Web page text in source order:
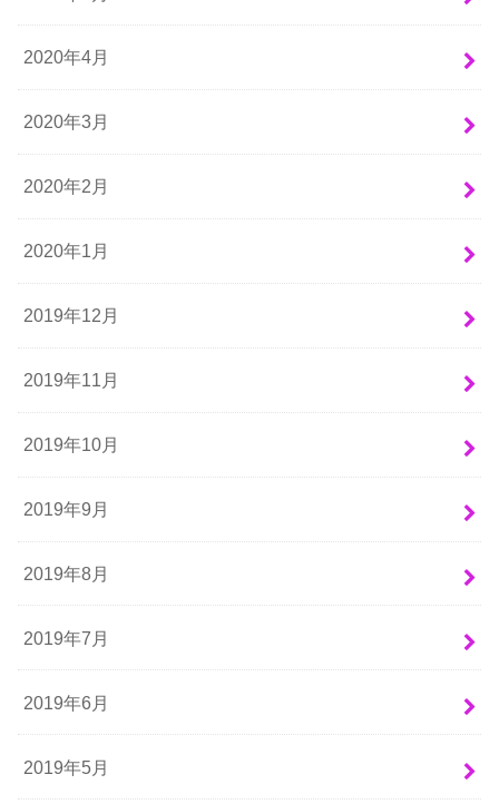
2020年4月
2020年3月
2020年2月
2020年1月
2019年12月
2019年11月
2019年10月
2019年9月
2019年8月
2019年7月
2019年6月
2019年5月